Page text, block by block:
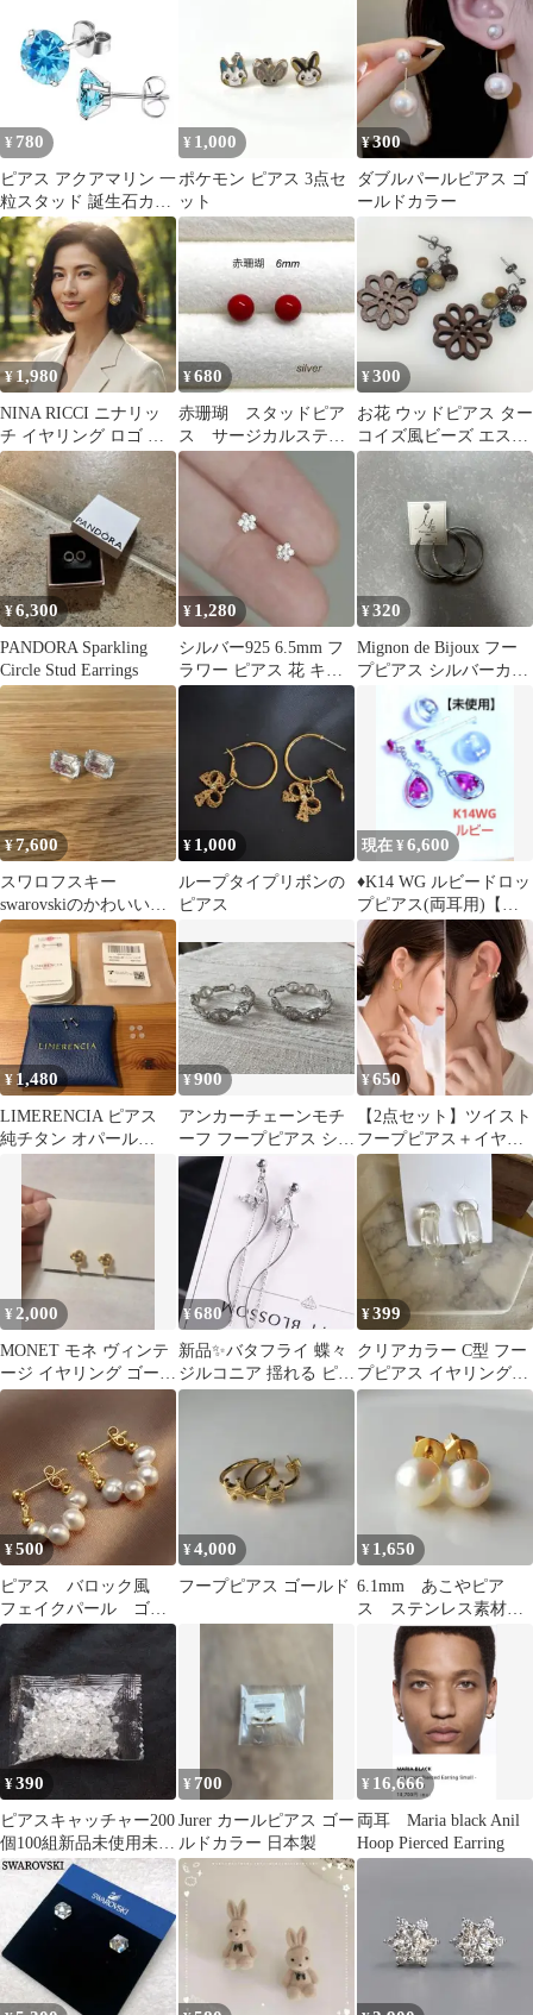
¥ 780
ピアス アクアマリン 一
粒スタッド 誕生石カラ
ーラウンドジュエル
6mm
¥ 1,000
ポケモン ピアス 3点セ
ット
¥300
ダブルパールピアス ゴ
ールドカラー
¥1,980
NINA RICCI ニナリッ
チ イヤリング ロゴ ゴ
ールドカラー ヴィンテ
ージ
¥680
赤珊瑚 スタッドピア
ス サージカルステン
レス シルバー
¥300
お花 ウッドピアス ター
コイズ風ビーズ エスニ
ック ナチュラル
¥6,300
PANDORA Sparkling
Circle Stud Earrings
¥ 1,280
シルバー925 6.5mm フ
ラワー ピアス 花 キュ
ービックジルコニア 上
¥320
Mignon de Bijoux フー
プピアス シルバーカラ
¥7,600
スワロフスキー
swarovskiのかわいいピ
アス
¥ 1,000
ループタイプリボンの
ピアス
現在 ¥ 6,600
♦K14 WG ルビードロッ
プピアス(両耳用)【未
使用】
¥ 1,480
LIMERENCIA ピアス
純チタン オパール
¥900
アンカーチェーンモチ
ーフ フープピアス シル
バーカラー
¥650
【2点セット】ツイスト
フープピアス＋イヤー
カフ ゴールド ピアス
¥2,000
MONET モネ ヴィンテ
ージ イヤリング ゴール
ド ノット 結び目 刻印
¥680
新品✨バタフライ 蝶々
ジルコニア 揺れる ピア
ス レディース シルバー
¥399
クリアカラー C型 フー
プピアス イヤリング可
能
¥500
ピアス バロック風
フェイクパール ゴー
ルド カジュアル ゴ
ージャス
¥4,000
フープピアス ゴールド
¥ 1,650
6.1mm あこやピア
ス ステンレス素材
パール 本真珠 あこ
や真珠 アコヤ
¥390
ピアスキャッチャー200
個100組新品未使用未開
封美品
¥ 700
Jurer カールピアス ゴー
ルドカラー 日本製
¥ 16,666
両耳 Maria black Anil
Hoop Pierced Earring